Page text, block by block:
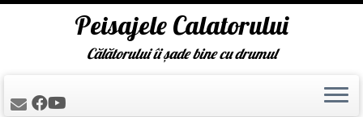
Peisajele Calatorului
Călătorului îi șade bine cu drumul